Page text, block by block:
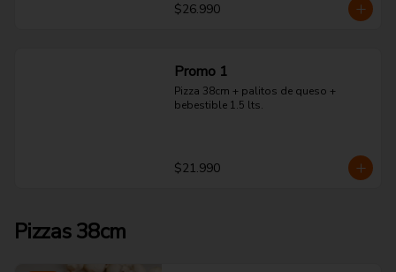
$26.990
Promo 1
Pizza 38cm + palitos de queso +
bebestible 1.5 lts.
$21.990
Pizzas 38cm